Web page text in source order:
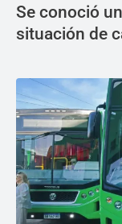
Se conoció
situación de